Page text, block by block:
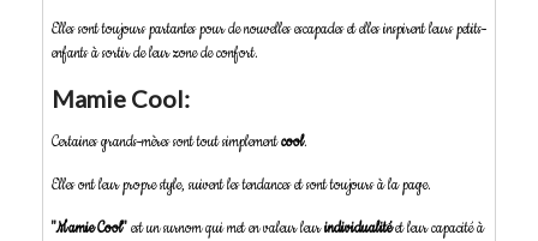
Elles sont toujours partantes pour de nouvelles escapades et elles inspirent leurs petits-
enfants à sortir de leur zone de confort.
Mamie Cool:
Certaines grands-mères sont tout simplementcool.
Elles ont leur propre style, suivent les tendances et sont toujours à la page.
"Mamie Cool"est un surnom qui met en valeur leurindividualitéet leur capacité à